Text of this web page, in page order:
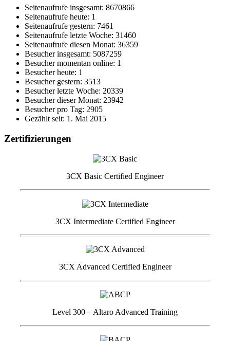
Seitenaufrufe insgesamt: 8670866
Seitenaufrufe heute: 1
Seitenaufrufe gestern: 7461
Seitenaufrufe letzte Woche: 31460
Seitenaufrufe diesen Monat: 36359
Besucher insgesamt: 5087259
Besucher momentan online: 1
Besucher heute: 1
Besucher gestern: 3513
Besucher letzte Woche: 20339
Besucher dieser Monat: 23942
Besucher pro Tag: 2905
Gezählt seit: 1. Mai 2015
Zertifizierungen
3CX Basic Certified Engineer
3CX Intermediate Certified Engineer
3CX Advanced Certified Engineer
Level 300 – Altaro Advanced Training